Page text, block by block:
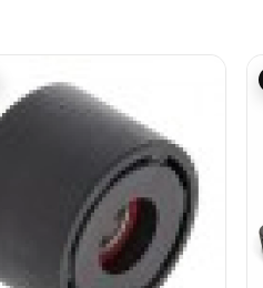
Preis
war:
21,59€
Preis
ist: